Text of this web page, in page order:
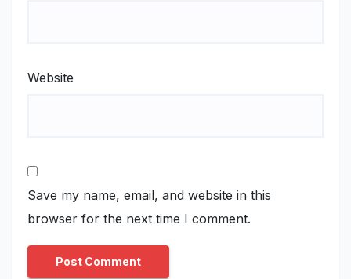
Website
Save my name, email, and website in this
browser for the next time I comment.